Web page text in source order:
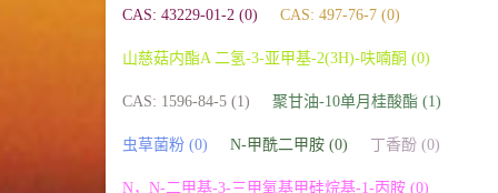
CAS: 43229-01-2 (0) CAS: 497-76-7 (0)
山慈菇内酯A 二氢-3-亚甲基-2(3H)-呋喃酮 (0)
CAS: 1596-84-5 (1) 聚甘油-10单月桂酸酯 (1)
虫草菌粉 (0) N-甲酰二甲胺 (0) 丁香酚 (0)
N，N-二甲基-3-三甲氧基甲硅烷基-1-丙胺 (0)